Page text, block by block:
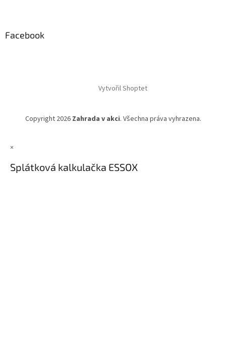
Facebook
Vytvořil Shoptet
Copyright 2026 Zahrada v akci. Všechna práva vyhrazena.
×
Splátková kalkulačka ESSOX